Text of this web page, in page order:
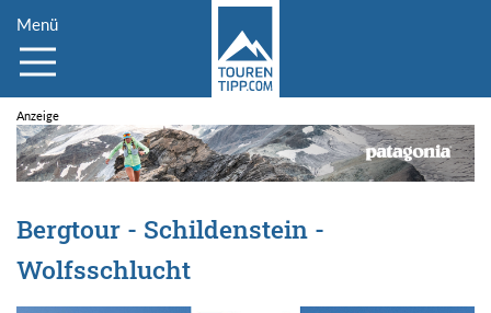
Menü
Bergtour - Schildenstein -
Wolfsschlucht